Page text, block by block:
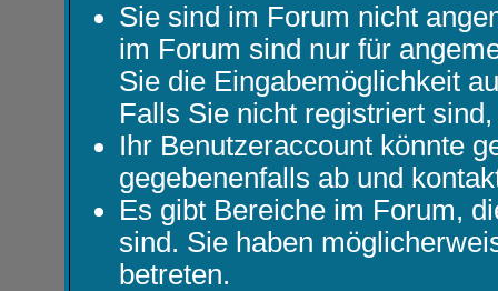
Sie sind im Forum nicht
im Forum sind nur für
Sie die Eingabemöglichkeit
Falls Sie nicht registriert
Ihr Benutzeraccount könnte
gegebenenfalls ab und
Es gibt Bereiche im Forum,
sind. Sie haben
betreten.